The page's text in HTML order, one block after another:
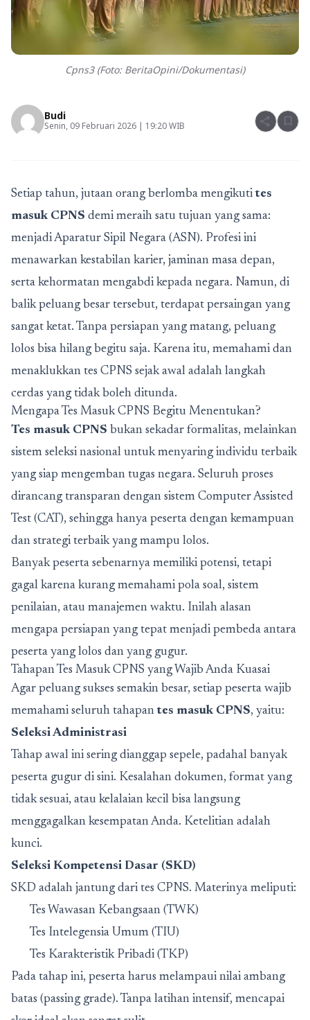
Cpns3 (Foto: BeritaOpini/Dokumentasi)
Budi
Senin, 09 Februari 2026 | 19:20 WIB share bookmark
Setiap tahun, jutaan orang berlomba mengikuti tes
masuk CPNS demi meraih satu tujuan yang sama:
menjadi Aparatur Sipil Negara (ASN). Profesi ini
menawarkan kestabilan karier, jaminan masa depan,
serta kehormatan mengabdi kepada negara. Namun, di
balik peluang besar tersebut, terdapat persaingan yang
sangat ketat. Tanpa persiapan yang matang, peluang
lolos bisa hilang begitu saja. Karena itu, memahami dan
menaklukkan tes CPNS sejak awal adalah langkah
cerdas yang tidak boleh ditunda.
Mengapa Tes Masuk CPNS Begitu Menentukan?
Tes masuk CPNS bukan sekadar formalitas, melainkan
sistem seleksi nasional untuk menyaring individu terbaik
yang siap mengemban tugas negara. Seluruh proses
dirancang transparan dengan sistem Computer Assisted
Test (CAT), sehingga hanya peserta dengan kemampuan
dan strategi terbaik yang mampu lolos.
Banyak peserta sebenarnya memiliki potensi, tetapi
gagal karena kurang memahami pola soal, sistem
penilaian, atau manajemen waktu. Inilah alasan
mengapa persiapan yang tepat menjadi pembeda antara
peserta yang lolos dan yang gugur.
Tahapan Tes Masuk CPNS yang Wajib Anda Kuasai
Agar peluang sukses semakin besar, setiap peserta wajib
memahami seluruh tahapan tes masuk CPNS, yaitu:
Seleksi Administrasi
Tahap awal ini sering dianggap sepele, padahal banyak
peserta gugur di sini. Kesalahan dokumen, format yang
tidak sesuai, atau kelalaian kecil bisa langsung
menggagalkan kesempatan Anda. Ketelitian adalah
kunci.
Seleksi Kompetensi Dasar (SKD)
SKD adalah jantung dari tes CPNS. Materinya meliputi:
Tes Wawasan Kebangsaan (TWK)
Tes Intelegensia Umum (TIU)
Tes Karakteristik Pribadi (TKP)
Pada tahap ini, peserta harus melampaui nilai ambang
batas (passing grade). Tanpa latihan intensif, mencapai